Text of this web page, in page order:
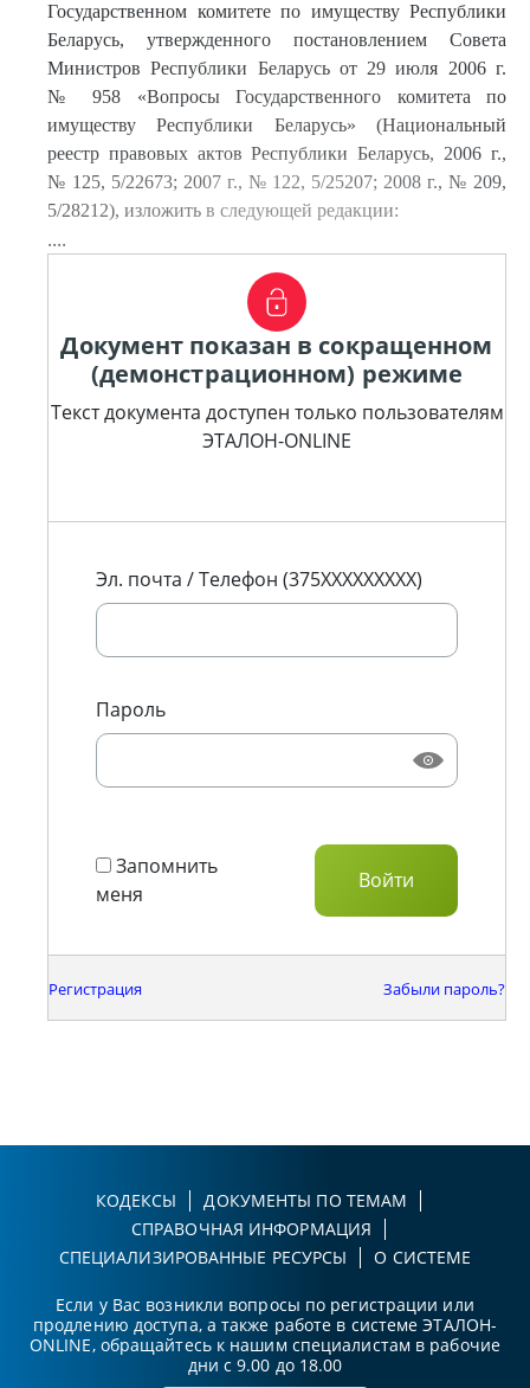
Государственном комитете по имуществу Республики
Беларусь, утвержденного постановлением Совета
Министров Республики Беларусь от 29 июля 2006 г.
№ 958 «Вопросы Государственного комитета по
имуществу Республики Беларусь» (Национальный
реестр правовых актов Республики Беларусь, 2006 г.,
№ 125, 5/22673; 2007 г., № 122, 5/25207; 2008 г., № 209,
5/28212), изложить в следующей редакции:
....
Документ показан в сокращенном
(демонстрационном) режиме
Текст документа доступен только пользователям
ЭТАЛОН-ONLINE
Эл. почта / Телефон (375XXXXXXXXX)
Пароль
Запомнить
меня
Регистрация Забыли пароль?
КОДЕКСЫ
ДОКУМЕНТЫ ПО ТЕМАМ
СПРАВОЧНАЯ ИНФОРМАЦИЯ
СПЕЦИАЛИЗИРОВАННЫЕ РЕСУРСЫ
О СИСТЕМЕ
Если у Вас возникли вопросы по регистрации или
продлению доступа, а также работе в системе ЭТАЛОН-
ONLINE, обращайтесь к нашим специалистам в рабочие
дни с 9.00 до 18.00